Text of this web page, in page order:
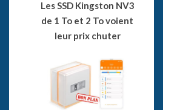
Les SSD Kingston NV3
de 1 To et 2 To voient
leur prix chuter